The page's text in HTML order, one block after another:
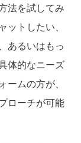
法を試してみ
トしたい、
あるいはもっ
体的なニーズ
ムの方が、
ローチが可能